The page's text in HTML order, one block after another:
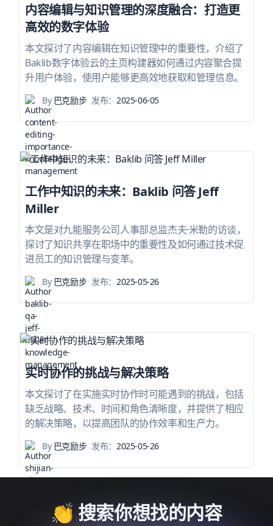
内容编辑与知识管理的深度融合：打造更
高效的数字体验
本文探讨了内容编辑在知识管理中的重要性，介绍了
Baklib数字体验云的主页构建器如何通过内容聚合提
升用户体验，使用户能够更高效地获取和管理信息。
By巴克励步 发布：2025-06-05
工作中知识的未来：Baklib 问答 Jeff
Miller
本文是对九能服务公司人事部总监杰夫·米勒的访谈，
探讨了知识共享在职场中的重要性及如何通过技术促
进员工的知识管理与变革。
By巴克励步 发布：2025-05-26
实时协作的挑战与解决策略
本文探讨了在实施实时协作时可能遇到的挑战，包括
缺乏战略、技术、时间和角色清晰度，并提供了相应
的解决策略，以提高团队的协作效率和生产力。
By巴克励步 发布：2025-05-26
👏 搜索你想找的内容